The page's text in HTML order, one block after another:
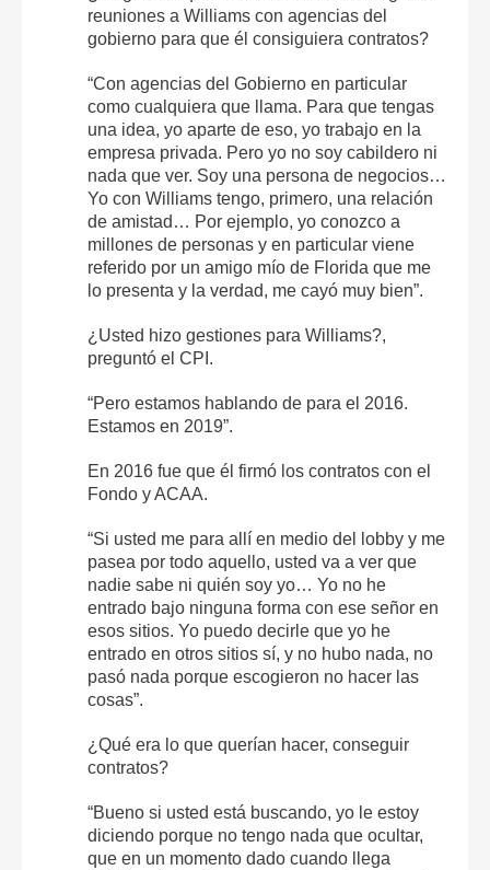
reuniones a Williams con agencias del
gobierno para que él consiguiera contratos?
“Con agencias del Gobierno en particular
como cualquiera que llama. Para que tengas
una idea, yo aparte de eso, yo trabajo en la
empresa privada. Pero yo no soy cabildero ni
nada que ver. Soy una persona de negocios…
Yo con Williams tengo, primero, una relación
de amistad… Por ejemplo, yo conozco a
millones de personas y en particular viene
referido por un amigo mío de Florida que me
lo presenta y la verdad, me cayó muy bien”.
¿Usted hizo gestiones para Williams?,
preguntó el CPI.
“Pero estamos hablando de para el 2016.
Estamos en 2019”.
En 2016 fue que él firmó los contratos con el
Fondo y ACAA.
“Si usted me para allí en medio del lobby y me
pasea por todo aquello, usted va a ver que
nadie sabe ni quién soy yo… Yo no he
entrado bajo ninguna forma con ese señor en
esos sitios. Yo puedo decirle que yo he
entrado en otros sitios sí, y no hubo nada, no
pasó nada porque escogieron no hacer las
cosas”.
¿Qué era lo que querían hacer, conseguir
contratos?
“Bueno si usted está buscando, yo le estoy
diciendo porque no tengo nada que ocultar,
que en un momento dado cuando llega